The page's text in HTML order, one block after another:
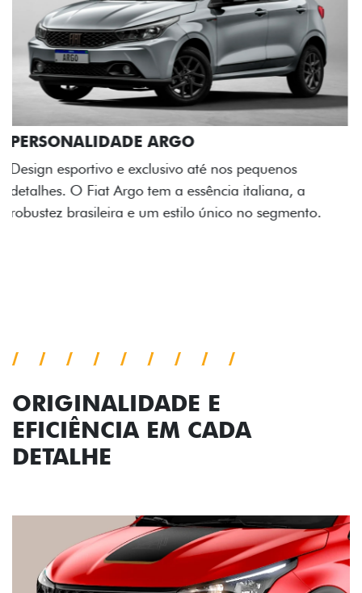
ACABAMENTO E DESIGN INTERNO
A flag italiana e o novo logo Fiat também aparecem
no interior do carro, que possui acabamento
impecável e detalhes escurecidos.
ORIGINALIDADE E
EFICIÊNCIA EM CADA
DETALHE